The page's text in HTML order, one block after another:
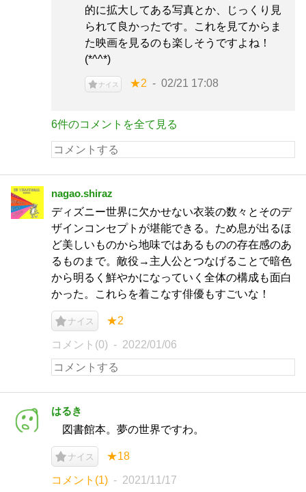
的に拡大してある写真とか、じっくり見
られて良かったです。これを見てからま
た映画を見るのも楽しそうですよね！
(*^^*)
ナイス ★2 02/21 17:08
6件のコメントを全て見る
nagao.shiraz
ディズニー世界に欠かせない衣装の数々とそのデ
ザインコンセプトが堪能できる。ため息が出るほ
ど美しいものから地味ではあるものの存在感のあ
るものまで。敵役→主人公とつなげることで暗色
から明るく鮮やかになっていく全体の構成も面白
かった。これらを着こなす俳優もすごいな！
ナイス ★2
コメント(0) 2022/01/06
はるき
図書館本。夢の世界ですわ。
ナイス ★18
コメント(1) 2021/11/17